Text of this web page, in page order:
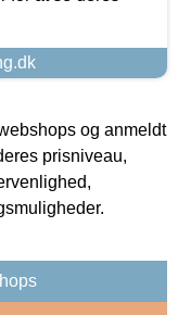
og anmeldt
prisniveau,